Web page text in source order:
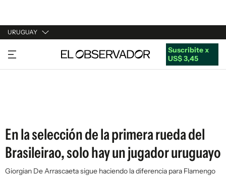
URUGUAY
URUGUAY
ARGENTINA
Suscribite x
US$ 3,45
En la selección de la primera rueda del
Brasileirao, solo hay un jugador uruguayo
Giorgian De Arrascaeta sigue haciendo la diferencia para Flamengo